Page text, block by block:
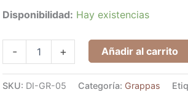
Disponibilidad: Hay existencias
- + Añadir al carrito
SKU: DI-GR-05 Categoría: Grappas